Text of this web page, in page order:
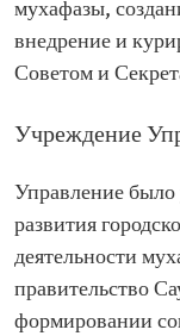
мухафазы,
внедрение и
Советом и
Учреждение
Управление было
развития
деятельности
правительство
формировании